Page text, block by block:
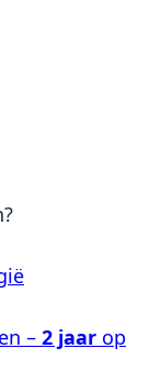
– 2 jaar op